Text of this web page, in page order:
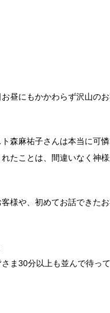
昼にもかかわらず沢山の
森麻祐子さんは本当に可憐
たことは、間違いなく神
様や、初めてお話できた
ま30分以上も並んで待っ